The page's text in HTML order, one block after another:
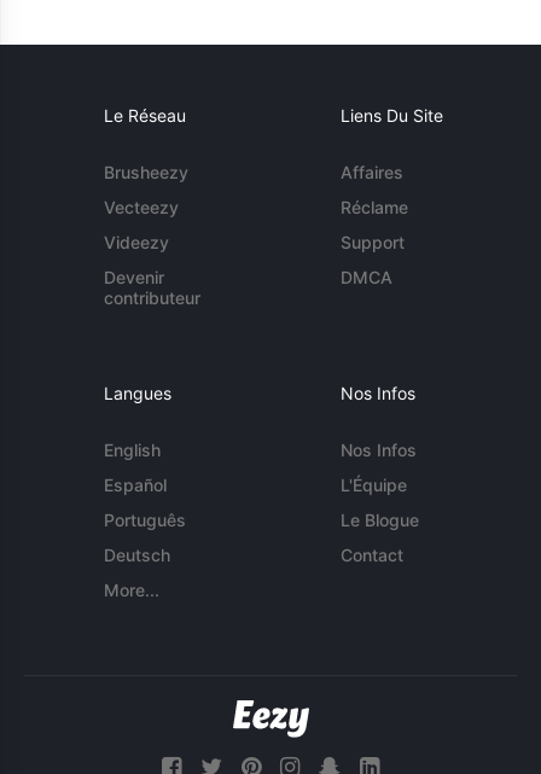
Le Réseau
Brusheezy
Vecteezy
Videezy
Devenir
contributeur
Liens Du Site
Affaires
Réclame
Support
DMCA
Langues
English
Español
Português
Deutsch
More...
Nos Infos
Nos Infos
L'Équipe
Le Blogue
Contact